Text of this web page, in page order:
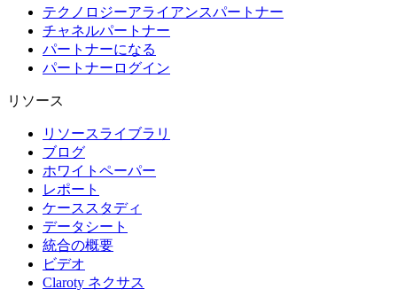
テクノロジーアライアンスパートナー
チャネルパートナー
パートナーになる
パートナーログイン
リソース
リソースライブラリ
ブログ
ホワイトペーパー
レポート
ケーススタディ
データシート
統合の概要
ビデオ
Claroty ネクサス